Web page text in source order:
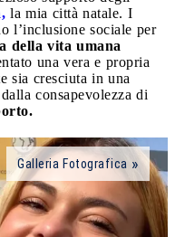
la mia città natale. I
l’inclusione sociale per
della vita umana
una vera e propria
sia cresciuta in una
consapevolezza di
Galleria Fotografica